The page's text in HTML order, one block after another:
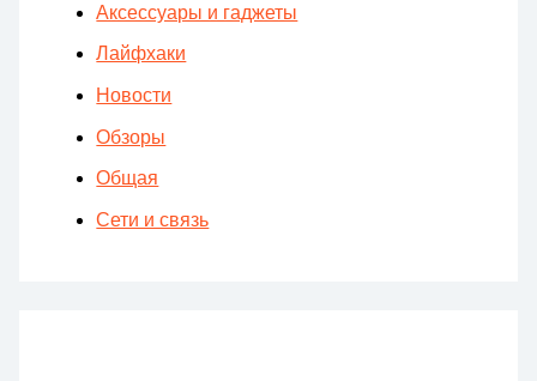
Аксессуары и гаджеты
Лайфхаки
Новости
Обзоры
Общая
Сети и связь